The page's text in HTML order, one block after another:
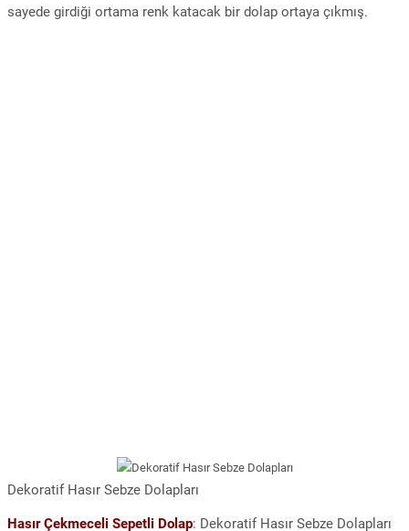
sayede girdiği ortama renk katacak bir dolap ortaya çıkmış.
Dekoratif Hasır Sebze Dolapları
Hasır Çekmeceli Sepetli Dolap: Dekoratif Hasır Sebze Dolapları